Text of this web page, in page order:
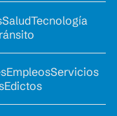
SaludTecnología
EmpleosServicios
Edictos